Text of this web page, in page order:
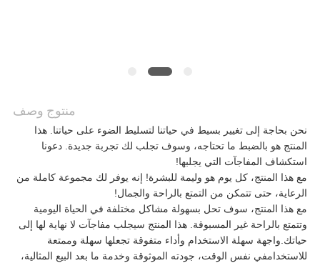
خريطة
الموقع
سياسة
الخصوصية
منتوج وصف
نحن بحاجة إلى تغيير بسيط في حياتنا لتسليط الضوء على حياتنا. هذا
المنتج هو بالضبط ما تحتاجه، وسوف تجلب لك تجربة جديدة. دعونا
استكشاف المفاجآت التي يجلبها!
مع هذا المنتج، كل يوم هو وليمة للبشرة! إنه يوفر لك مجموعة كاملة من
الرعاية، حتى تتمكن من التمتع بالراحة والجمال!
مع هذا المنتج، سوف تحل بسهولة مشاكل مختلفة في الحياة اليومية
وتتمتع بالراحة غير المسبوقة. هذا المنتج سيجلب مفاجآت لا نهاية لها إلى
حياتك.واجهة سهلة الاستخدام وأداء متفوقة تجعلها سهلة وممتعة
للاستخدامفي نفس الوقت، جودته الموثوقة وخدمة ما بعد البيع المثالية،